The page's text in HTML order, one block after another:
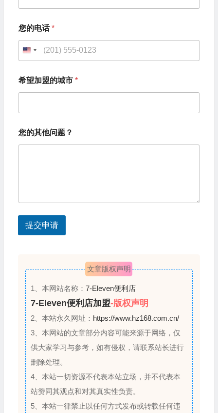
您的电话*
U
i
e
d
S
e
s
+
*
希
的
城
市
希望加盟的城市 *
您的其他问题？
提交申请
文章版权声明
1、本网站名称： 7-Eleven便利店
7-Eleven便利店加盟-版权声明
2、本站永久网址： https://www.hz168.com.cn/
3、本网站的文章部分内容可能来源于网络，仅
供大家学习与参考，如有侵权，请联系站长进行
删除处理。
4、本站一切资源不代表本站立场，并不代表本
站赞同其观点和对其真实性负责。
5、本站一律禁止以任何方式发布或转载任何违